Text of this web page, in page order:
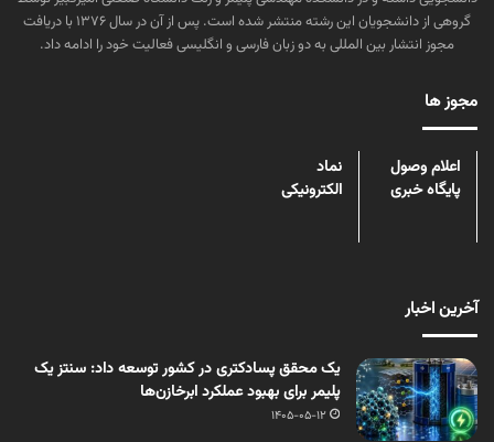
گروهی از دانشجویان این رشته منتشر شده است. پس از آن در سال ۱۳۷۶ با دریافت
مجوز انتشار بین المللی به دو زبان فارسی و انگلیسی فعالیت خود را ادامه داد.
مجوز ها
اعلام وصول
پایگاه خبری
نماد
الکترونیکی
آخرین اخبار
یک محقق پسادکتری در کشور توسعه داد: سنتز یک
پلیمر برای بهبود عملکرد ابرخازن‌ها
1405-05-12